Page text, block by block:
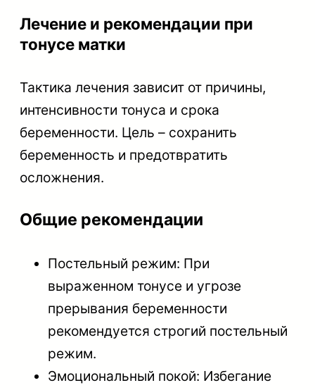
Лечение и рекомендации при
тонусе матки
Тактика лечения зависит от причины,
интенсивности тонуса и срока
беременности. Цель – сохранить
беременность и предотвратить
осложнения.
Общие рекомендации
Постельный режим: При
выраженном тонусе и угрозе
прерывания беременности
рекомендуется строгий постельный
режим.
Эмоциональный покой: Избегание